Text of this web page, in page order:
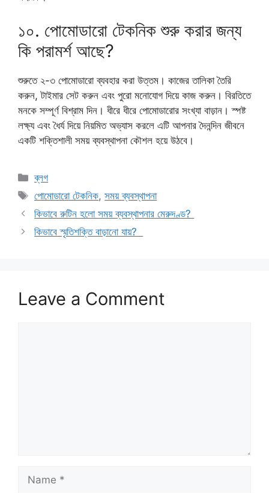
১০. পোমোডারো টেকনিক শুরু করার জন্য
কি পরামর্শ আছে?
শুরুতে ২-৩ পোমোডারো ব্যবহার করা উত্তম। কাজের তালিকা তৈরি
করুন, টাইমার সেট করুন এবং পুরো মনোযোগ দিয়ে কাজ করুন। বিরতিতে
মনকে সম্পূর্ণ বিশ্রাম দিন। ধীরে ধীরে পোমোডারোর সংখ্যা বাড়ান। স্পষ্ট
লক্ষ্য এবং ধৈর্য দিয়ে নিয়মিত অভ্যাস করলে এটি আপনার দৈনন্দিন জীবনে
একটি শক্তিশালী সময় ব্যবস্থাপনা কৌশল হয়ে উঠবে।
Categories
ব্লগ
Tags
পোমোডারো টেকনিক,সময় ব্যবস্থাপনা
কিভাবে রুটিন হলো সময় ব্যবস্থাপনার মেরুদণ্ড?
কিভাবে স্মৃতিশক্তি বাড়ানো যায়?
Leave a Comment